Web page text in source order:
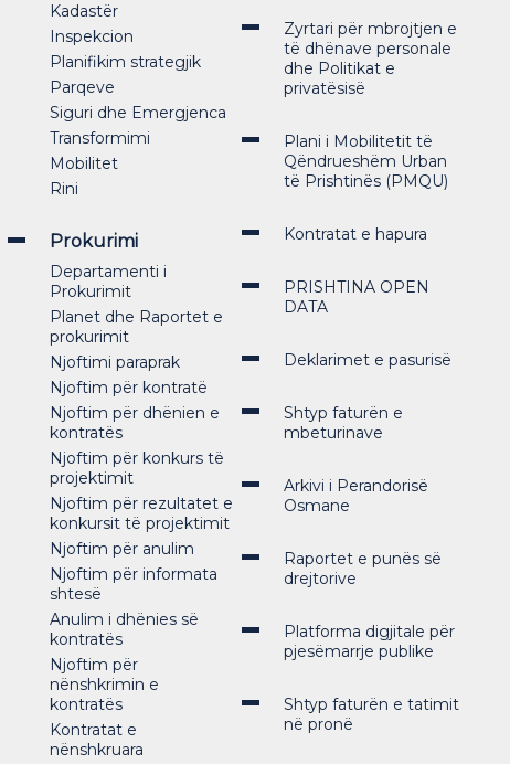
Kadastër
Inspekcion
Planifikim strategjik
Parqeve
Siguri dhe Emergjenca
Transformimi
Mobilitet
Rini
Prokurimi
Departamenti i
Prokurimit
Planet dhe Raportet e
prokurimit
Njoftimi paraprak
Njoftim për kontratë
Njoftim për dhënien e
kontratës
Njoftim për konkurs të
projektimit
Njoftim për rezultatet e
konkursit të projektimit
Njoftim për anulim
Njoftim për informata
shtesë
Anulim i dhënies së
kontratës
Njoftim për
nënshkrimin e
kontratës
Kontratat e
nënshkruara
Zyrtari për mbrojtjen e
të dhënave personale
dhe Politikat e
privatësisë
Plani i Mobilitetit të
Qëndrueshëm Urban
të Prishtinës (PMQU)
Kontratat e hapura
PRISHTINA OPEN
DATA
Deklarimet e pasurisë
Shtyp faturën e
mbeturinave
Arkivi i Perandorisë
Osmane
Raportet e punës së
drejtorive
Platforma digjitale për
pjesëmarrje publike
Shtyp faturën e tatimit
në pronë